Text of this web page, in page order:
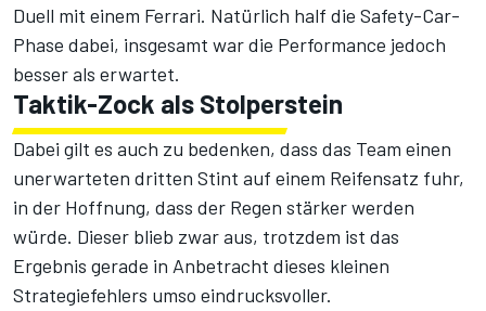
Duell mit einem Ferrari. Natürlich half die Safety-Car-
Phase dabei, insgesamt war die Performance jedoch
besser als erwartet.
Taktik-Zock als Stolperstein
Dabei gilt es auch zu bedenken, dass das Team einen
unerwarteten dritten Stint auf einem Reifensatz fuhr,
in der Hoffnung, dass der Regen stärker werden
würde. Dieser blieb zwar aus, trotzdem ist das
Ergebnis gerade in Anbetracht dieses kleinen
Strategiefehlers umso eindrucksvoller.